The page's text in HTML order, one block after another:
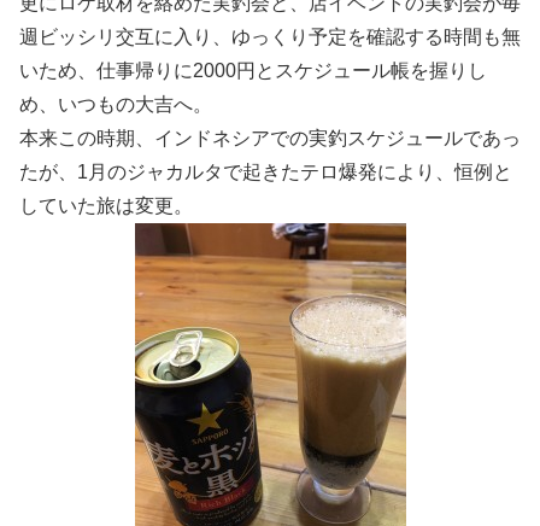
週ビッシリ交互に入り、ゆっくり予定を確認する時間も無
いため、仕事帰りに2000円とスケジュール帳を握りし
め、いつもの大吉へ。
本来この時期、インドネシアでの実釣スケジュールであっ
たが、1月のジャカルタで起きたテロ爆発により、恒例と
していた旅は変更。